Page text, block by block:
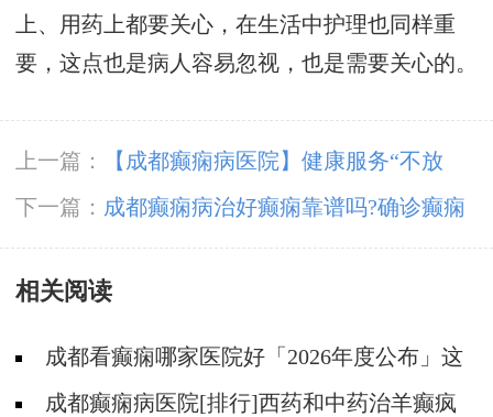
上、用药上都要关心，在生活中护理也同样重
要，这点也是病人容易忽视，也是需要关心的。
上一篇：
【成都癫痫病医院】健康服务“不放
假”，成都神康癫痫医院春节假期正常接诊!
下一篇： 成都癫痫病治好癫痫靠谱吗?确诊癫痫
后该做些什么
相关阅读
成都看癫痫哪家医院好「2026年度公布」这
些常见的食物能帮助癫痫治疗!
成都癫痫病医院[排行]西药和中药治羊癫疯